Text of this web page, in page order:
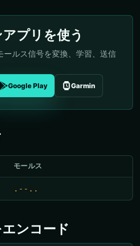
プリを使う
ールス信号を変換、学習、送信
Google Play Garmin
モールス
.--..
ンコード